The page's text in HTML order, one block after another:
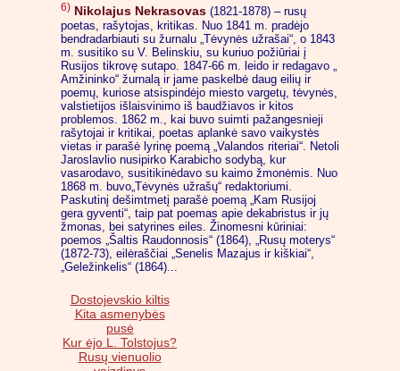
6) Nikolajus Nekrasovas (1821-1878) – rusų
poetas, rašytojas, kritikas. Nuo 1841 m. pradėjo
bendradarbiauti su žurnalu „Tėvynės užrašai“, o 1843
m. susitiko su V. Belinskiu, su kuriuo požiūriai į
Rusijos tikrovę sutapo. 1847-66 m. leido ir redagavo „
Amžininko“ žurnalą ir jame paskelbė daug eilių ir
poemų, kuriose atsispindėjo miesto vargetų, tėvynės,
valstietijos išlaisvinimo iš baudžiavos ir kitos
problemos. 1862 m., kai buvo suimti pažangesnieji
rašytojai ir kritikai, poetas aplankė savo vaikystės
vietas ir parašė lyrinę poemą „Valandos riteriai“. Netoli
Jaroslavlio nusipirko Karabicho sodybą, kur
vasarodavo, susitikinėdavo su kaimo žmonėmis. Nuo
1868 m. buvo„Tėvynės užrašų“ redaktoriumi.
Paskutinį dešimtmetį parašė poemą „Kam Rusijoj
gera gyventi“, taip pat poemas apie dekabristus ir jų
žmonas, bei satyrines eiles. Žinomesni kūriniai:
poemos „Šaltis Raudonnosis“ (1864), „Rusų moterys“
(1872-73), eilėraščiai „Senelis Mazajus ir kiškiai“,
„Geležinkelis“ (1864)...
Dostojevskio kiltis
Kita asmenybės
pusė
Kur ėjo L. Tolstojus?
Rusų vienuolio